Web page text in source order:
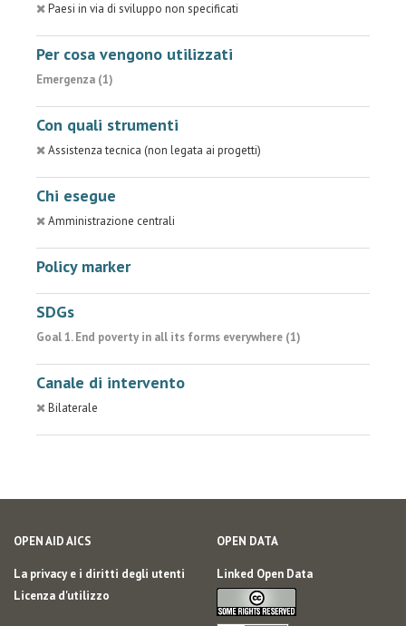
Paesi in via di sviluppo non specificati
Per cosa vengono utilizzati
Emergenza (1)
Con quali strumenti
Assistenza tecnica (non legata ai progetti)
Chi esegue
Amministrazione centrali
Policy marker
SDGs
Goal 1. End poverty in all its forms everywhere (1)
Canale di intervento
Bilaterale
OPEN AID AICS
La privacy e i diritti degli utenti
Licenza d'utilizzo
OPEN DATA
Linked Open Data